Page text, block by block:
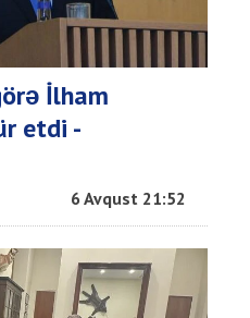
İlham
etdi -
6 Avqust 21:52